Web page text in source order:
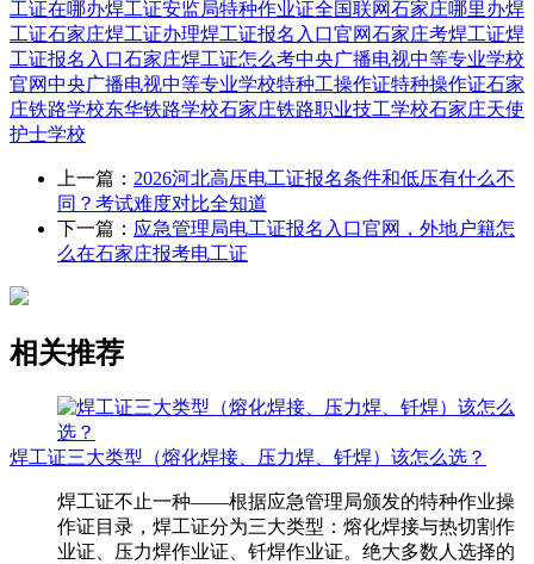
工证在哪办焊工证安监局特种作业证全国联网石家庄哪里办焊
工证石家庄焊工证办理焊工证报名入口官网石家庄考焊工证焊
工证报名入口石家庄焊工证怎么考中央广播电视中等专业学校
官网中央广播电视中等专业学校特种工操作证特种操作证石家
庄铁路学校东华铁路学校石家庄铁路职业技工学校石家庄天使
护士学校
上一篇： 2026河北高压电工证报名条件和低压有什么不
同？考试难度对比全知道
下一篇： 应急管理局电工证报名入口官网，外地户籍怎
么在石家庄报考电工证
相关推荐
焊工证三大类型（熔化焊接、压力焊、钎焊）该怎么选？
焊工证不止一种——根据应急管理局颁发的特种作业操
作证目录，焊工证分为三大类型：熔化焊接与热切割作
业证、压力焊作业证、钎焊作业证。绝大多数人选择的